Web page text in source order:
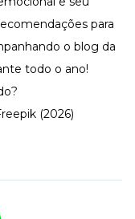
para
o blog da
todo o ano!
(2026)